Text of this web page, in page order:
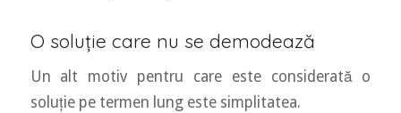
O soluție care nu se demodează
Un alt motiv pentru care este considerată o
soluție pe termen lung este simplitatea.